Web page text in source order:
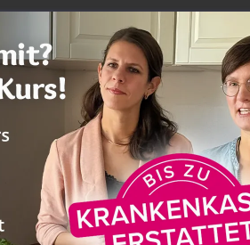
Coaches (@breifreibaby_)